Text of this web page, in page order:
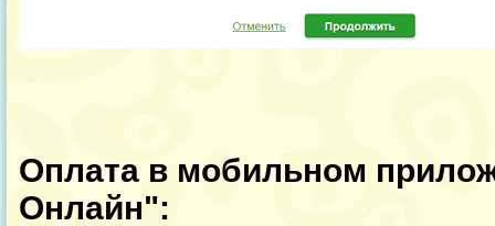
Оплата в мобильном
Онлайн":